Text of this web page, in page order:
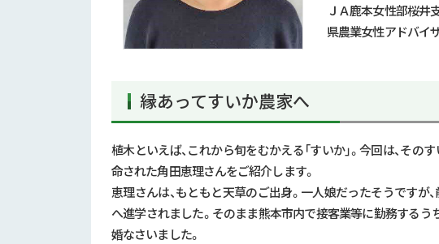
ＪＡ鹿本女性部桜井
県農業女性アドバイ
縁あってすいか農家へ
植木といえば、これから旬をむかえる「すいか」。今回は、そ
命された角田恵理さんをご紹介します。
恵理さんは、もともと天草のご出身。一人娘だったそうですが
へ進学されました。そのまま熊本市内で接客業等に勤務するう
婚なさいました。